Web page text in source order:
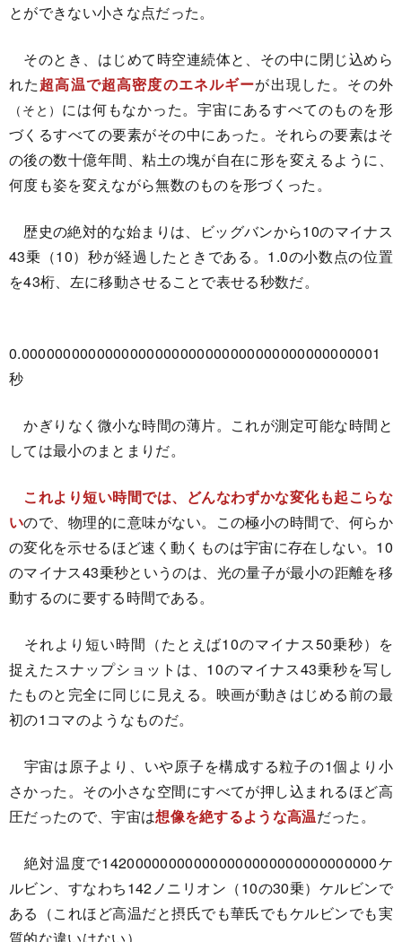
とができない小さな点だった。
そのとき、はじめて時空連続体と、その中に閉じ込めら
れた超高温で超高密度のエネルギーが出現した。その外
（そと） には何もなかった。宇宙にあるすべてのものを形
づくるすべての要素がその中にあった。それらの要素はそ
の後の数十億年間、粘土の塊が自在に形を変えるように、
何度も姿を変えながら無数のものを形づくった。
歴史の絶対的な始まりは、ビッグバンから10のマイナス
43乗（10）秒が経過したときである。1.0の小数点の位置
を43桁、左に移動させることで表せる秒数だ。
0.0000000000000000000000000000000000000000001
秒
かぎりなく微小な時間の薄片。これが測定可能な時間と
しては最小のまとまりだ。
これより短い時間では、どんなわずかな変化も起こらな
いので、物理的に意味がない。この極小の時間で、何らか
の変化を示せるほど速く動くものは宇宙に存在しない。10
のマイナス43乗秒というのは、光の量子が最小の距離を移
動するのに要する時間である。
それより短い時間（たとえば10のマイナス50乗秒）を
捉えたスナップショットは、10のマイナス43乗秒を写し
たものと完全に同じに見える。映画が動きはじめる前の最
初の1コマのようなものだ。
宇宙は原子より、いや原子を構成する粒子の1個より小
さかった。その小さな空間にすべてが押し込まれるほど高
圧だったので、宇宙は想像を絶するような高温だった。
絶対温度で142000000000000000000000000000000ケ
ルビン、すなわち142ノニリオン（10の30乗）ケルビンで
ある（これほど高温だと摂氏でも華氏でもケルビンでも実
質的な違いはない）。